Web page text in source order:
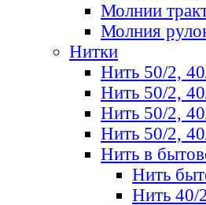
Молнии
Молния
Нитки
Нить 50/2,
Нить 50/2,
Нить 50/2,
Нить 50/2,
Нить в
Нить
Нить 40/